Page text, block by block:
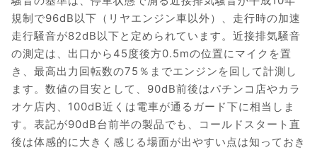
規制で96dB以下（リヤエンジン車以外）、走行時の加速
走行騒音が82dB以下と定められています。近接排気騒音
の測定は、出口から45度後方0.5mの位置にマイクを置
き、最高出力回転数の75％までエンジンを回して計測し
ます。数値の目安として、90dB前後はパチンコ店やカラ
オケ店内、100dB近くは電車が通るガード下に相当しま
す。表記が90dB台前半の製品でも、コールドスタート直
後は体感的に大きく感じる場面が出やすい点は知っておき